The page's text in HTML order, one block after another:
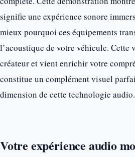
signifie une expérience sonore
mieux pourquoi ces équipements
l’acoustique de votre véhicule. Cette
créateur et vient enrichir votre
constitue un complément visuel
dimension de cette technologie audio.
Votre expérience audio